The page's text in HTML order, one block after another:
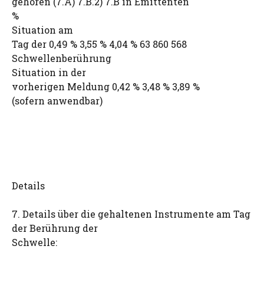
%
Situation am
Tag der 0,49 % 3,55 % 4,04 % 63 860 568
Schwellenberührung
Situation in der
vorherigen Meldung 0,42 % 3,48 % 3,89 %
(sofern anwendbar)
Details
7. Details über die gehaltenen Instrumente am Tag
der Berührung der
Schwelle: